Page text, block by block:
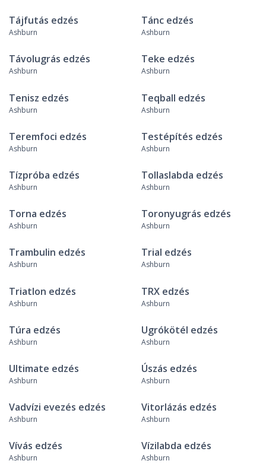
Tájfutás edzés
Ashburn
Tánc edzés
Ashburn
Távolugrás edzés
Ashburn
Teke edzés
Ashburn
Tenisz edzés
Ashburn
Teqball edzés
Ashburn
Teremfoci edzés
Ashburn
Testépítés edzés
Ashburn
Tízpróba edzés
Ashburn
Tollaslabda edzés
Ashburn
Torna edzés
Ashburn
Toronyugrás edzés
Ashburn
Trambulin edzés
Ashburn
Trial edzés
Ashburn
Triatlon edzés
Ashburn
TRX edzés
Ashburn
Túra edzés
Ashburn
Ugrókötél edzés
Ashburn
Ultimate edzés
Ashburn
Úszás edzés
Ashburn
Vadvízi evezés edzés
Ashburn
Vitorlázás edzés
Ashburn
Vívás edzés
Ashburn
Vízilabda edzés
Ashburn